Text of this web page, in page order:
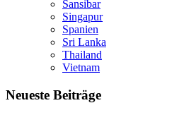
Sansibar
Singapur
Spanien
Sri Lanka
Thailand
Vietnam
Neueste Beiträge